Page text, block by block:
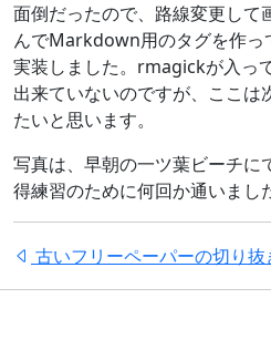
面倒だったので、路線変更して
んでMarkdown用のタグを作っ
実装しました。rmagickが入っ
出来ていないのですが、ここは
たいと思います。
写真は、早朝の一ツ葉ビーチに
得練習のために何回か通いまし
古いフリーペーパーの切り抜